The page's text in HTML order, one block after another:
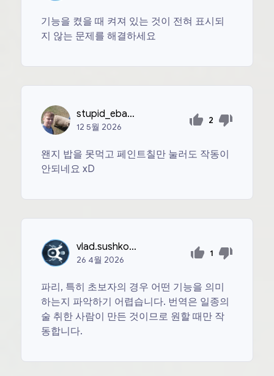
기능을 켰을 때 켜져 있는 것이 전혀 표시되
지 않는 문제를 해결하세요
stupid_ebasos
125월 2026
2
왠지 밥을 못먹고 페인트칠만 눌러도 작동이
안되네요 xD
vlad.sushko1506
26 4월 2026
1
파리, 특히 초보자의 경우 어떤 기능을 의미
하는지 파악하기 어렵습니다. 번역은 일종의
술 취한 사람이 만든 것이므로 원할 때만 작
동합니다.